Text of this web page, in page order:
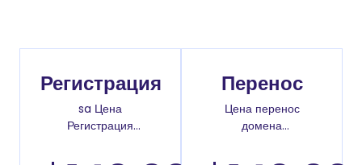
Регистрация
sa Цена
Регистрация
Перенос
Цена перенос
домена